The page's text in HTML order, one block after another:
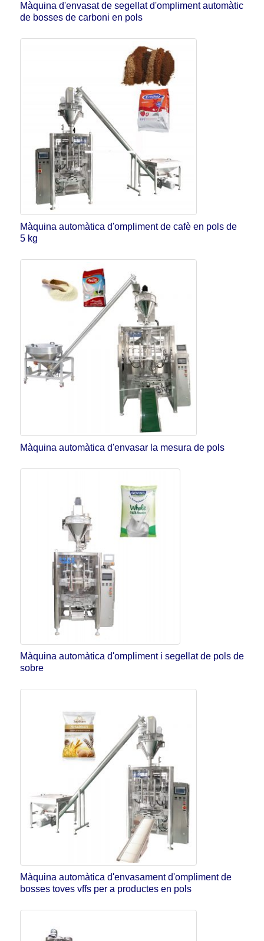
Màquina d'envasat de segellat d'ompliment automàtic
de bosses de carboni en pols
Màquina automàtica d'ompliment de cafè en pols de
5 kg
Màquina automàtica d'envasar la mesura de pols
Màquina automàtica d'ompliment i segellat de pols de
sobre
Màquina automàtica d'envasament d'ompliment de
bosses toves vffs per a productes en pols